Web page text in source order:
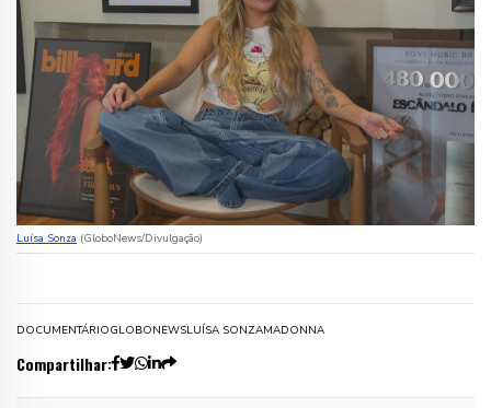
Luísa Sonza (GloboNews/Divulgação)
DOCUMENTÁRIOGLOBONEWSLUÍSA SONZAMADONNA
Compartilhar: